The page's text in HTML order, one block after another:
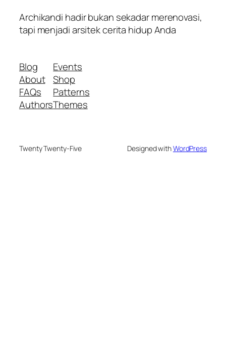
Archikandi hadir bukan sekadar merenovasi,
tapi menjadi arsitek cerita hidup Anda
Blog
About
FAQs
Authors
Events
Shop
Patterns
Themes
Twenty Twenty-Five Designed withWordPress